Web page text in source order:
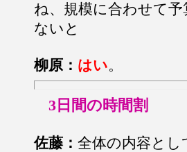
ね、規模に合わせて
ないと
柳原： はい。
3日間の時間割
佐藤： 全体の内容とし